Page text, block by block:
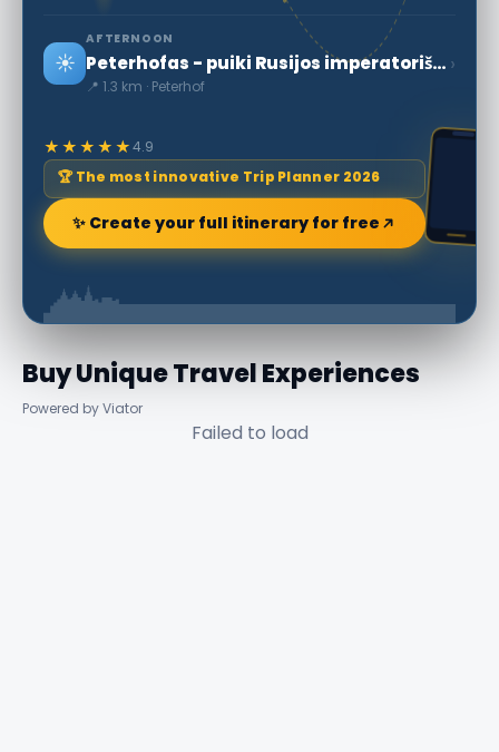
☀️
AFTERNOON
Peterhofas - puiki Rusijos imperatoriškosios šeimos vasaros rezidencija.
📍 1.3 km · Peterhof
›
★★★★★4.9
🏆 The most innovative Trip Planner 2026
✨ Create your full itinerary for free
Buy Unique Travel Experiences
Powered by Viator
Failed to load